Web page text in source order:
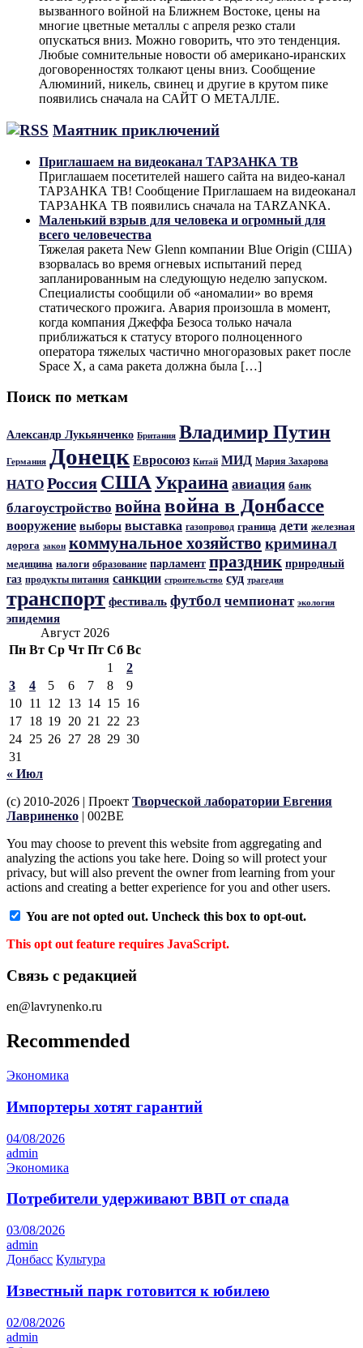
вызванного войной на Ближнем Востоке, цены на
многие цветные металлы с апреля резко стали
опускаться вниз. Можно говорить, что это тенденция.
Любые сомнительные новости об американо-иранских
договоренностях толкают цены вниз. Сообщение
Алюминий, никель, свинец и другие в крутом пике
появились сначала на САЙТ О МЕТАЛЛЕ.
Маятник приключений
Приглашаем на видеоканал ТАРЗАНКА ТВ
Приглашаем посетителей нашего сайта на видео-канал
ТАРЗАНКА ТВ! Сообщение Приглашаем на видеоканал
ТАРЗАНКА ТВ появились сначала на TARZANKA.
Маленький взрыв для человека и огромный для
всего человечества
Тяжелая ракета New Glenn компании Blue Origin (США)
взорвалась во время огневых испытаний перед
запланированным на следующую неделю запуском.
Специалисты сообщили об «аномалии» во время
статического прожига. Авария произошла в момент,
когда компания Джеффа Безоса только начала
приближаться к статусу второго полноценного
оператора тяжелых частично многоразовых ракет после
Space X, а сама ракета должна была […]
Поиск по меткам
Александр Лукьянченко Британия Владимир Путин
Германия Донецк Евросоюз Китай МИД Мария Захарова
НАТО Россия СШАУкраина авиация банк
благоустройство войнавойна в Донбассе
вооружение выборы выставка газопровод граница дети железная
дорога закон коммунальное хозяйство криминал
медицина налоги образование парламент праздник природный
газ продукты питания санкции строительство суд трагедия
транспорт фестиваль футбол чемпионат экология
эпидемия
Август 2026
Пн Вт Ср Чт Пт Сб Вс
1
2
3
4 5 6 7 8
9
10 11 12 13 14 15 16
17 18 19 20 21 22 23
24 25 26 27 28 29 30
31
« Июл
(c) 2010-2026 | Проект Творческой лаборатории Евгения
Лавриненко | 002BE
You may choose to prevent this website from aggregating and
analyzing the actions you take here. Doing so will protect your
privacy, but will also prevent the owner from learning from your
actions and creating a better experience for you and other users.
You are not opted out. Uncheck this box to opt-out.
This opt out feature requires JavaScript.
Связь с редакцией
en@lavrynenko.ru
Recommended
Экономика
Импортеры хотят гарантий
04/08/2026
admin
Экономика
Потребители удерживают ВВП от спада
03/08/2026
admin
Донбасс Культура
Известный парк готовится к юбилею
02/08/2026
admin